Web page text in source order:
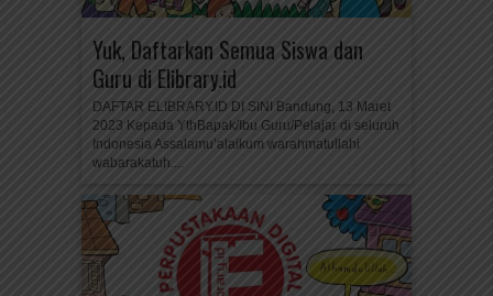
Yuk, Daftarkan Semua Siswa dan
Guru di Elibrary.id
DAFTAR ELIBRARY.ID DI SINI Bandung, 13 Maret
2023 Kepada YthBapak/Ibu Guru/Pelajar di seluruh
Indonesia Assalamu’alaikum warahmatullahi
wabarakatuh....